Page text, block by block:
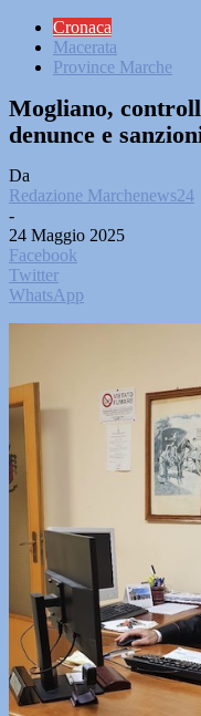
Cronaca
Macerata
Province Marche
Mogliano,
denunce e
Da
Redazione Marchenews24
-
24 Maggio 2025
Facebook
Twitter
WhatsApp